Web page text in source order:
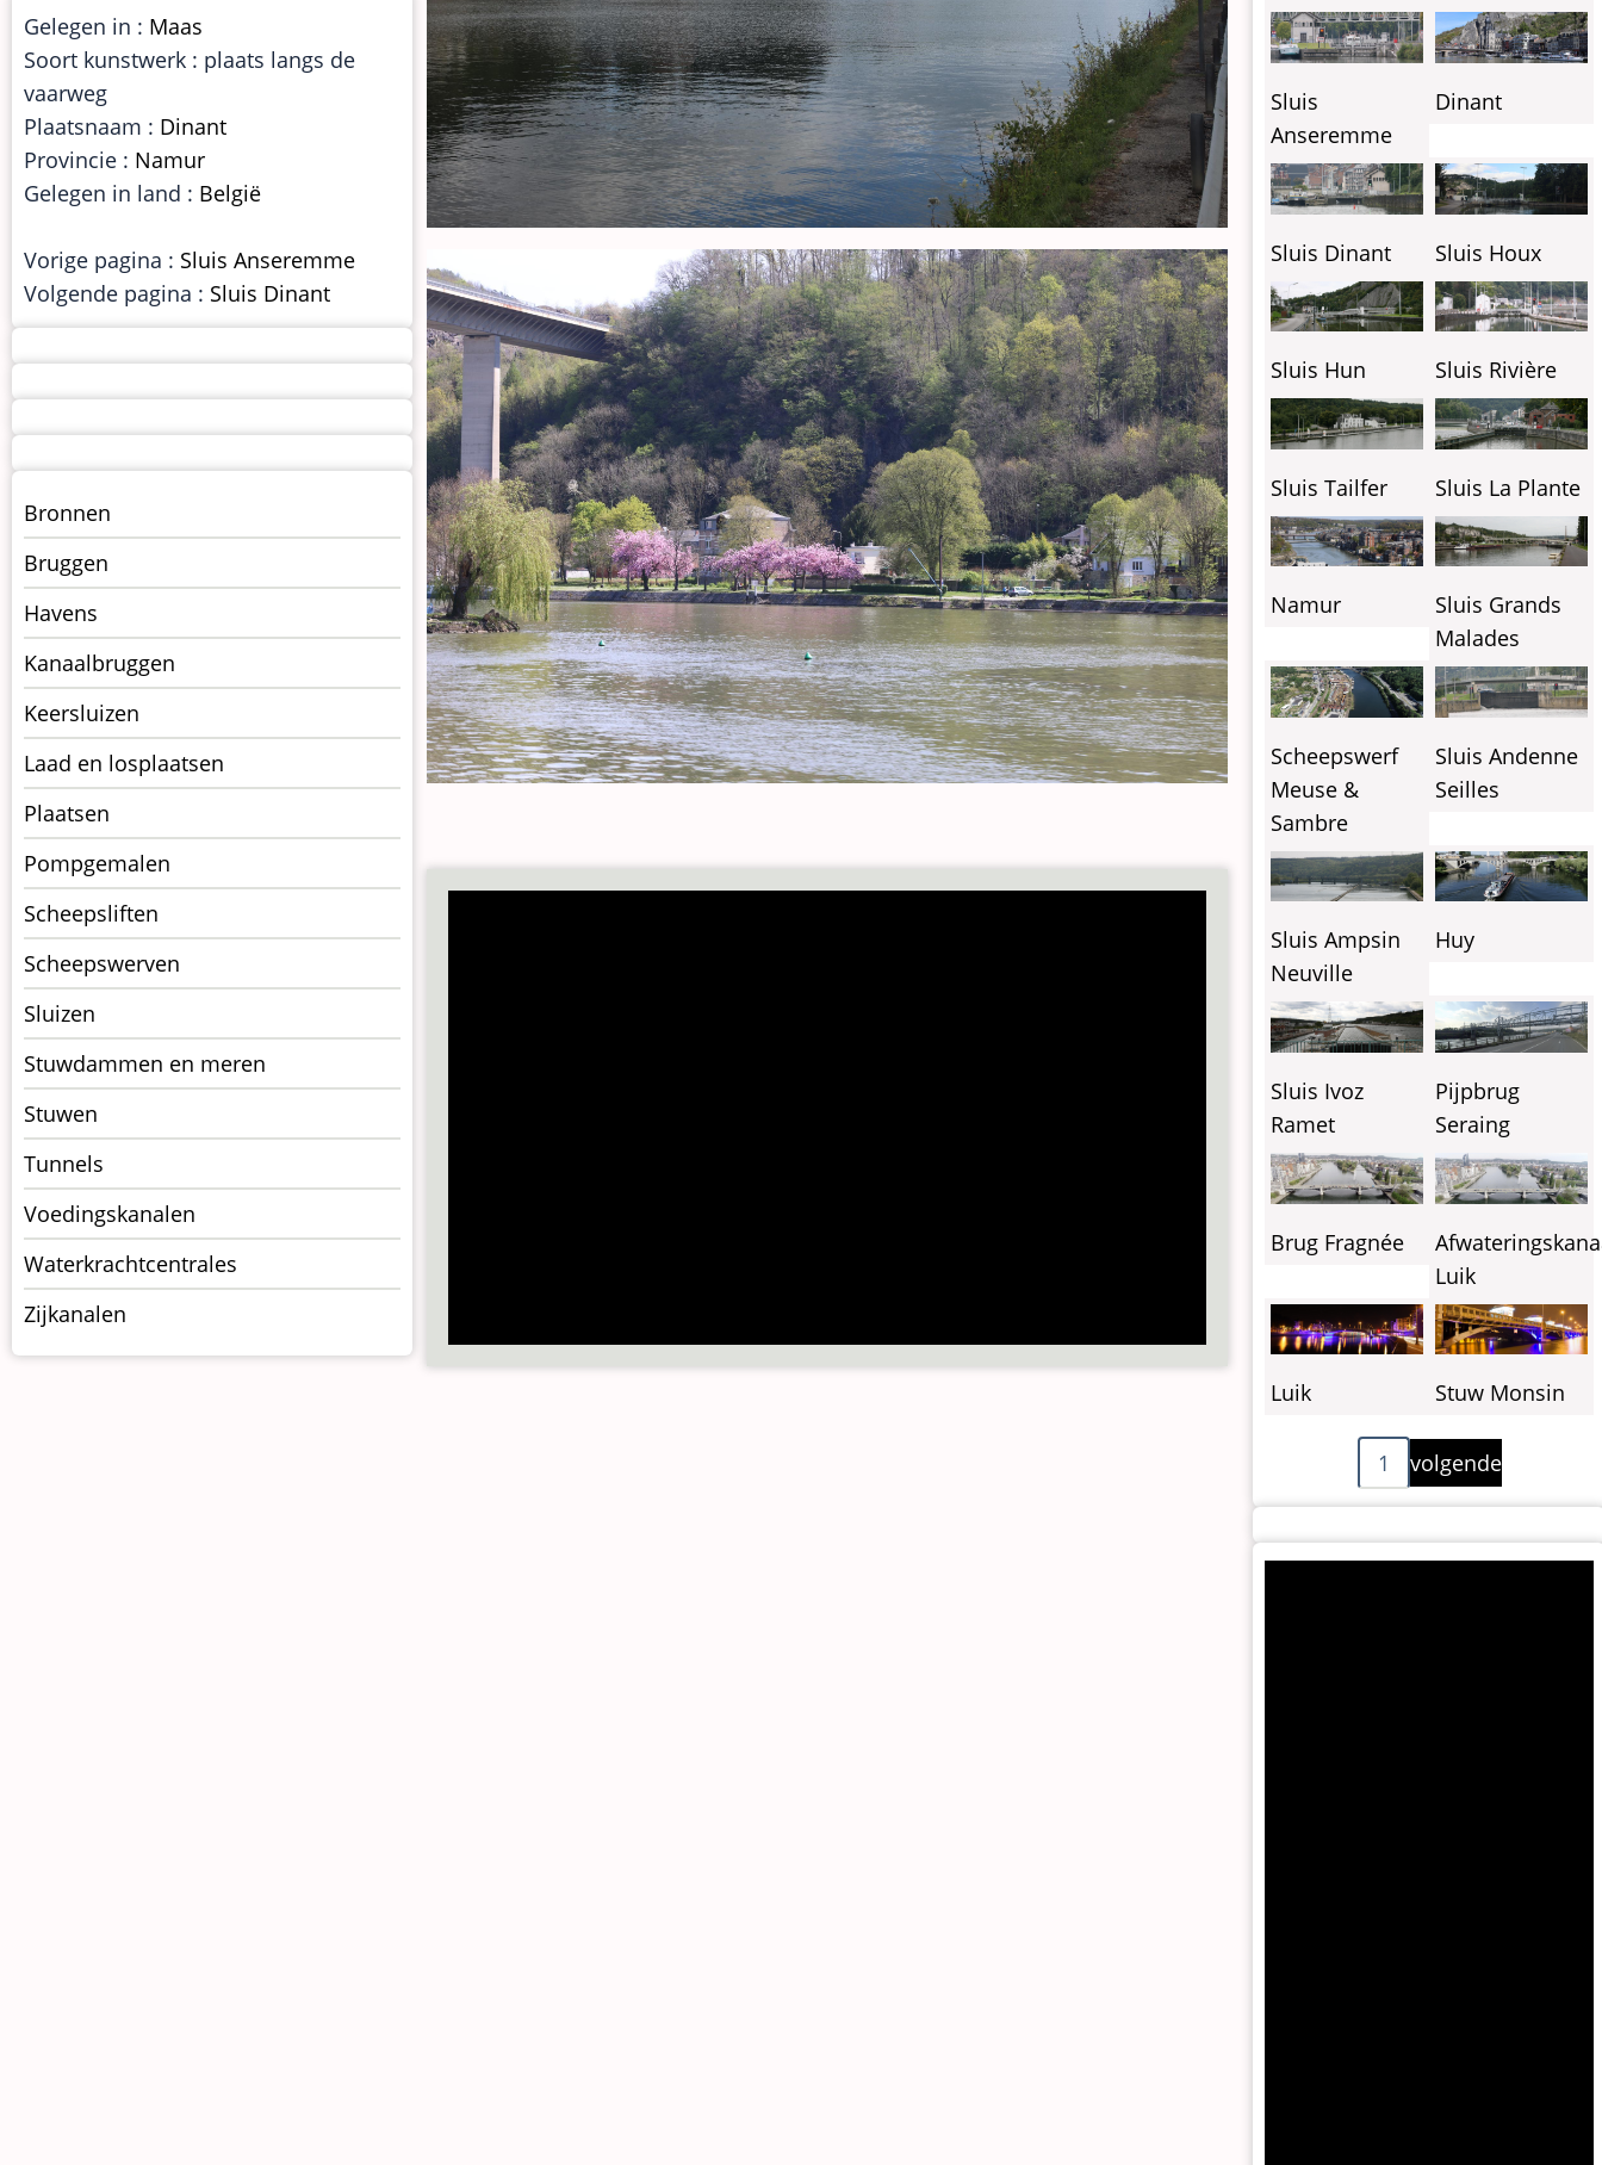
Gelegen in : Maas
Soort kunstwerk : plaats langs de
vaarweg
Plaatsnaam : Dinant
Provincie : Namur
Gelegen in land : België
Vorige pagina : Sluis Anseremme
Volgende pagina : Sluis Dinant
Menu
kunstwerken
op
kunstwerkpagina
Bronnen
Bruggen
Havens
Kanaalbruggen
Keersluizen
Laad en losplaatsen
Plaatsen
Pompgemalen
Scheepsliften
Scheepswerven
Sluizen
Stuwdammen en meren
Stuwen
Tunnels
Voedingskanalen
Waterkrachtcentrales
Zijkanalen
Sluis
Anseremme
Dinant
Sluis Dinant Sluis Houx
Sluis Hun Sluis Rivière
Sluis Tailfer Sluis La Plante
Namur
Sluis Grands
Malades
Scheepswerf
Meuse &
Sambre
Sluis Andenne
Seilles
Sluis Ampsin
Neuville
Huy
Sluis Ivoz
Ramet
Pijpbrug
Seraing
Brug Fragnée
Luik
Luik Stuw Monsin
Paginering
1
Volgende
pagina
volgende